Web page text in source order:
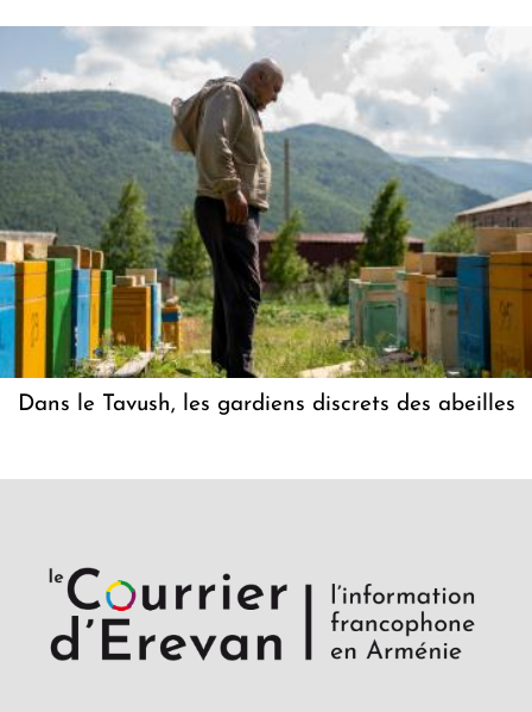
Dans le Tavush, les gardiens discrets des abeilles